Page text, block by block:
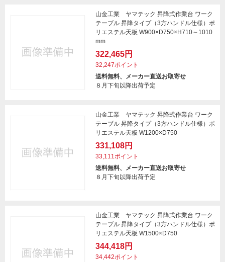
山金工業 ヤマテック 昇降式作業台 ワーク
テーブル 昇降タイプ（3方ハンドル仕様）ポ
リエステル天板 W900×D750×H710～1010
mm
322,465円
32,247ポイント
送料無料、メーカー直送お取寄せ
８月下旬以降出荷予定
山金工業 ヤマテック 昇降式作業台 ワーク
テーブル 昇降タイプ（3方ハンドル仕様）ポ
リエステル天板 W1200×D750
331,108円
33,111ポイント
送料無料、メーカー直送お取寄せ
８月下旬以降出荷予定
山金工業 ヤマテック 昇降式作業台 ワーク
テーブル 昇降タイプ（3方ハンドル仕様）ポ
リエステル天板 W1500×D750
344,418円
34,442ポイント